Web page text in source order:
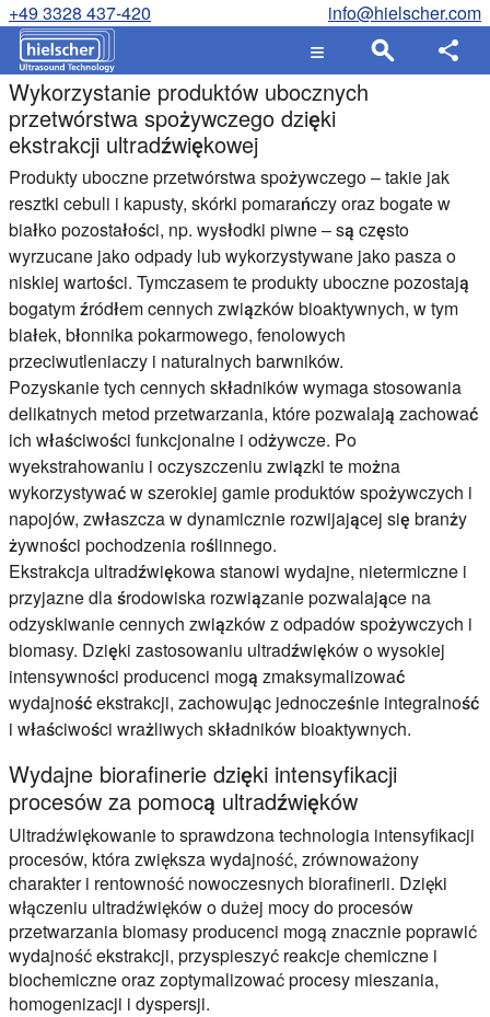
+49 3328 437-420 info@hielscher.com
Wykorzystanie produktów ubocznych
przetwórstwa spożywczego dzięki
ekstrakcji ultradźwiękowej
Produkty uboczne przetwórstwa spożywczego – takie jak
resztki cebuli i kapusty, skórki pomarańczy oraz bogate w
białko pozostałości, np. wysłodki piwne – są często
wyrzucane jako odpady lub wykorzystywane jako pasza o
niskiej wartości. Tymczasem te produkty uboczne pozostają
bogatym źródłem cennych związków bioaktywnych, w tym
białek, błonnika pokarmowego, fenolowych
przeciwutleniaczy i naturalnych barwników.
Pozyskanie tych cennych składników wymaga stosowania
delikatnych metod przetwarzania, które pozwalają zachować
ich właściwości funkcjonalne i odżywcze. Po
wyekstrahowaniu i oczyszczeniu związki te można
wykorzystywać w szerokiej gamie produktów spożywczych i
napojów, zwłaszcza w dynamicznie rozwijającej się branży
żywności pochodzenia roślinnego.
Ekstrakcja ultradźwiękowa stanowi wydajne, nietermiczne i
przyjazne dla środowiska rozwiązanie pozwalające na
odzyskiwanie cennych związków z odpadów spożywczych i
biomasy. Dzięki zastosowaniu ultradźwięków o wysokiej
intensywności producenci mogą zmaksymalizować
wydajność ekstrakcji, zachowując jednocześnie integralność
i właściwości wrażliwych składników bioaktywnych.
Wydajne biorafinerie dzięki intensyfikacji
procesów za pomocą ultradźwięków
Ultradźwiękowanie to sprawdzona technologia intensyfikacji
procesów, która zwiększa wydajność, zrównoważony
charakter i rentowność nowoczesnych biorafinerii. Dzięki
włączeniu ultradźwięków o dużej mocy do procesów
przetwarzania biomasy producenci mogą znacznie poprawić
wydajność ekstrakcji, przyspieszyć reakcje chemiczne i
biochemiczne oraz zoptymalizować procesy mieszania,
homogenizacji i dyspersji.